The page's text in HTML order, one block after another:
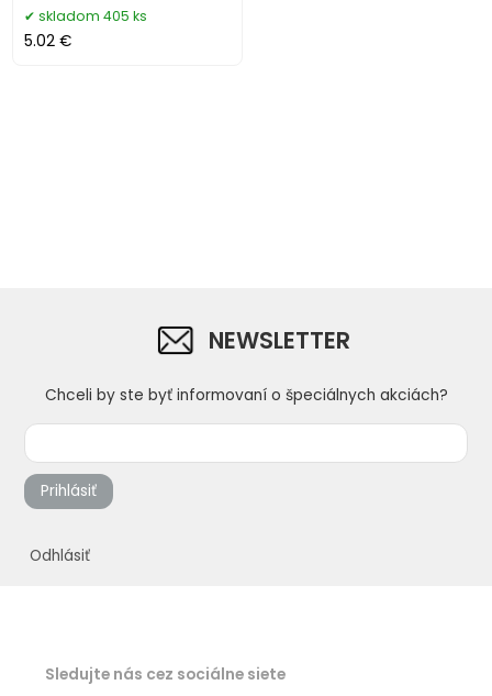
skladom 405 ks
5.02 €
NEWSLETTER
Chceli by ste byť informovaní o špeciálnych akciách?
Prihlásiť
Odhlásiť
Sledujte nás cez sociálne siete